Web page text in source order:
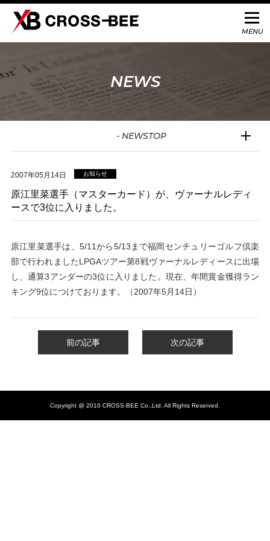
NEWS
2007年05月14日 お知らせ
原江里菜選手（マスターカード）が、ヴァーナルレディ
ースで3位に入りました。
原江里菜選手は、5/11から5/13まで福岡センチュリーゴルフ倶楽
部で行われましたLPGAツアー第8戦ヴァーナルレディースに出場
し、通算3アンダーの3位に入りました。現在、年間賞金獲得ラン
キング9位につけております。（2007年5月14日）
前の記事 次の記事
- NEWSTOP
Copyright @ 2010 CROSS-BEE Co.,Ltd. All Rights Reserved.